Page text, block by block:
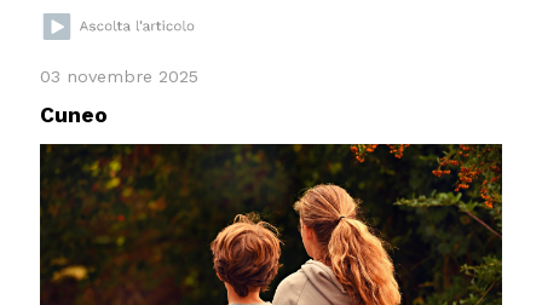
03 novembre 2025
Cuneo